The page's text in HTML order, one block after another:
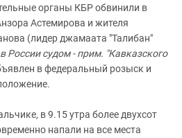
органы КБР обвинили в
Астемирова и жителя
(лидер джамаата "Талибан"
России судом - прим. "Кавказского
в федеральный розыск и
в 9.15 утра более двухсот
напали на все места